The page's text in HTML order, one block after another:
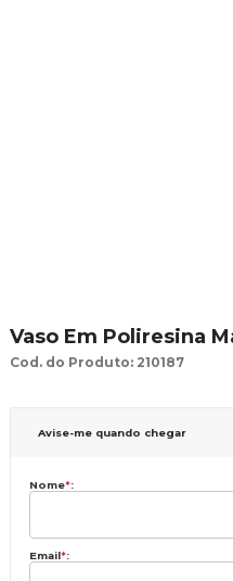
Vaso Em Poliresina
Cod. do Produto: 210187
Avise-me quando chegar
Nome*:
Email*: